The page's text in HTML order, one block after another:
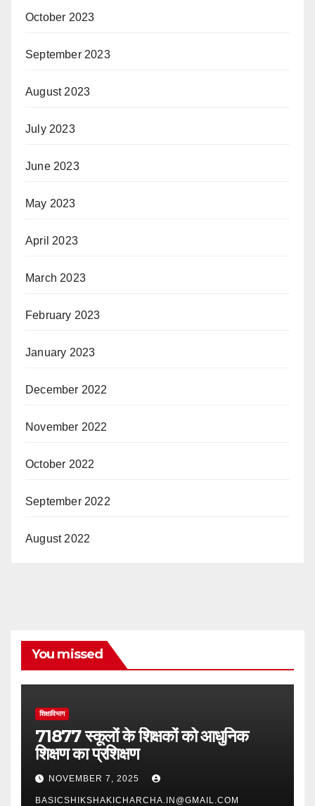
October 2023
September 2023
August 2023
July 2023
June 2023
May 2023
April 2023
March 2023
February 2023
January 2023
December 2022
November 2022
October 2022
September 2022
August 2022
You missed
शिक्षाविभाग
71877 स्कूलों के शिक्षकों को आधुनिक
शिक्षण का प्रशिक्षण
NOVEMBER 7, 2025
BASICSHIKSHAKICHARCHA.IN@GMAIL.COM